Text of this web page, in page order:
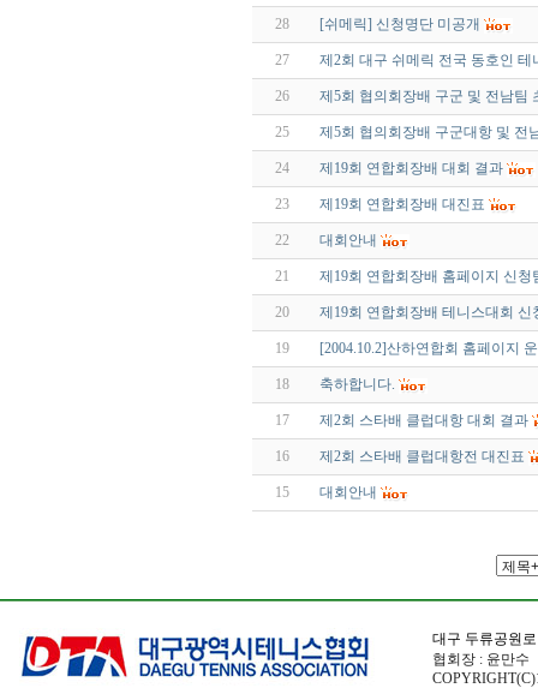
28 [쉬메릭] 신청명단 미공개
27 제2회 대구 쉬메릭 전국 동호인 테
26 제5회 협의회장배 구군 및 전남팀
25 제5회 협의회장배 구군대항 및 전
24 제19회 연합회장배 대회 결과
23 제19회 연합회장배 대진표
22 대회안내
21 제19회 연합회장배 홈페이지 신청
20 제19회 연합회장배 테니스대회 신
19 [2004.10.2]산하연합회 홈페이지
18 축하합니다.
17 제2회 스타배 클럽대항 대회 결과
16 제2회 스타배 클럽대항전 대진표
15 대회안내
대구 두류공원
협회장 : 윤만수